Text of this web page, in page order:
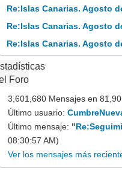
Re:Islas Canarias. Agosto
Re:Islas Canarias. Agosto
Re:Islas Canarias. Agosto
Foro
3,601,680 Mensajes en
Último usuario:
Último mensaje: "
08:30:57 AM)
Ver los mensajes más